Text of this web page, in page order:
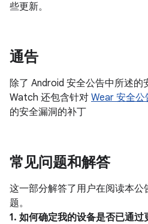
些更新。
通告
除了 Android 安全公告中所述
Watch 还包含针对 Wear 安全公
的安全漏洞的补丁
常见问题和解答
这一部分解答了用户在阅读本公
题。
1. 如何确定我的设备是否已通过